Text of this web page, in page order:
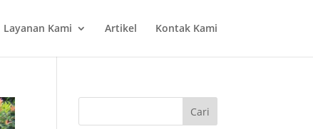
Layanan Kami Artikel Kontak Kami
Cari